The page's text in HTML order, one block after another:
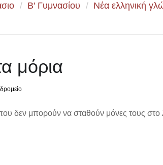
/ Β' Γυμνασίου / Νέα ελληνική
μόρια
που δεν μπορούν να σταθούν μόνες τους στο